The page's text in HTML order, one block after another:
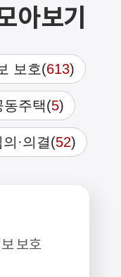
아보기
보호(613)
동주택(5)
·의결(52)
보호